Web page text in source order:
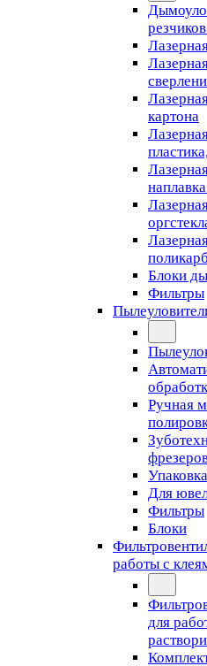
картона
Блоки
Фильтры
Ручная
Для
Фильтры
Блоки
работы с
для